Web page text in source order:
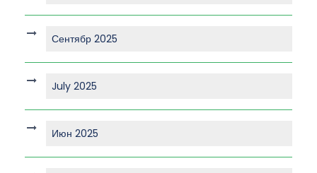
Сентябр 2025
July 2025
Июн 2025